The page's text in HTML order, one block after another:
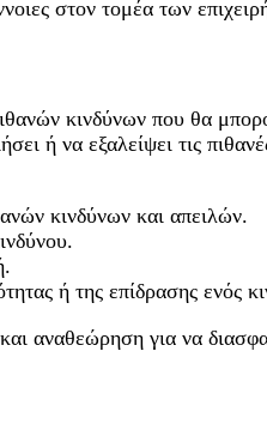
στον τομέα των
κινδύνων που θα
ή να εξαλείψει τις
κινδύνων και απειλών.
ή της επίδρασης ενός
αναθεώρηση για να